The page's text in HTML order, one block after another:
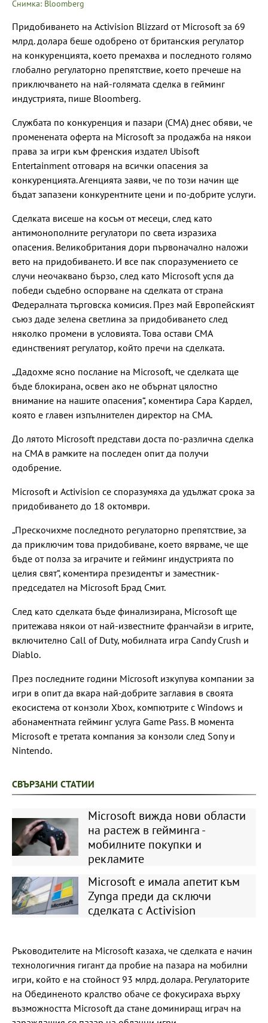
Снимка: Bloomberg
Придобиването на Activision Blizzard от Microsoft за 69
млрд. долара беше одобрено от британския регулатор
на конкуренцията, което премахва и последното голямо
глобално регулаторно препятствие, което пречеше на
приключването на най-голямата сделка в гейминг
индустрията, пише Bloomberg.
Службата по конкуренция и пазари (CMA) днес обяви, че
променената оферта на Microsoft за продажба на някои
права за игри към френския издател Ubisoft
Entertainment отговаря на всички опасения за
конкуренцията. Агенцията заяви, че по този начин ще
бъдат запазени конкурентните цени и по-добрите услуги.
Сделката висеше на косъм от месеци, след като
антимонополните регулатори по света изразиха
опасения. Великобритания дори първоначално наложи
вето на придобиването. И все пак споразумението се
случи неочаквано бързо, след като Microsoft успя да
победи съдебно оспорване на сделката от страна
Федералната търговска комисия. През май Европейският
съюз даде зелена светлина за придобиването след
няколко промени в условията. Това остави CMA
единственият регулатор, който пречи на сделката.
„Дадохме ясно послание на Microsoft, че сделката ще
бъде блокирана, освен ако не обърнат цялостно
внимание на нашите опасения“, коментира Сара Кардел,
която е главен изпълнителен директор на CMA.
До лятото Microsoft представи доста по-различна сделка
на CMA в рамките на последен опит да получи
одобрение.
Microsoft и Activision се споразумяха да удължат срока за
придобиването до 18 октомври.
„Прескочихме последното регулаторно препятствие, за
да приключим това придобиване, което вярваме, че ще
бъде от полза за играчите и гейминг индустрията по
целия свят“, коментира президентът и заместник-
председател на Microsoft Брад Смит.
След като сделката бъде финализирана, Microsoft ще
притежава някои от най-известните франчайзи в игрите,
включително Call of Duty, мобилната игра Candy Crush и
Diablo.
През последните години Microsoft изкупува компании за
игри в опит да вкара най-добрите заглавия в своята
екосистема от конзоли Xbox, компютрите с Windows и
абонаментната гейминг услуга Game Pass. В момента
Microsoft е третата компания за конзоли след Sony и
Nintendo.
СВЪРЗАНИ СТАТИИ
Microsoft вижда нови области
на растеж в гейминга -
мобилните покупки и
рекламите
Microsoft е имала апетит към
Zynga преди да сключи
сделката с Activision
Ръководителите на Microsoft казаха, че сделката е начин
технологичния гигант да пробие на пазара на мобилни
игри, който е на стойност 93 млрд. долара. Регулаторите
на Обединеното кралство обаче се фокусираха върху
възможността Microsoft да стане доминиращ играч на